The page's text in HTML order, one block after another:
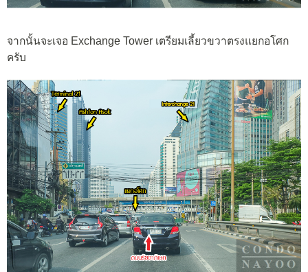
จากนั้นจะเจอ Exchange Tower เตรียมเลี้ยวขวาตรงแยกอโศก
ครับ